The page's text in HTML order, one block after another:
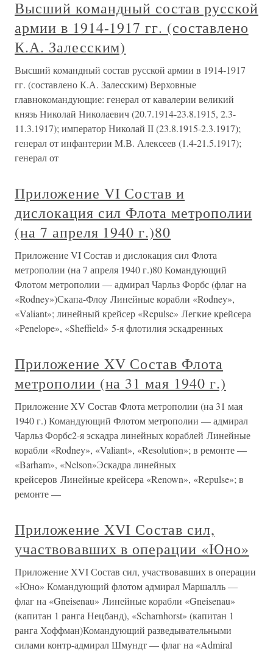
Высший командный состав русской
армии в 1914-1917 гг. (составлено
К.А. Залесским)
Высший командный состав русской армии в 1914-1917
гг. (составлено К.А. Залесским) Верховные
главнокомандующие: генерал от кавалерии великий
князь Николай Николаевич (20.7.1914-23.8.1915, 2.3-
11.3.1917); император Николай II (23.8.1915-2.3.1917);
генерал от инфантерии М.В. Алексеев (1.4-21.5.1917);
генерал от
Приложение VI Состав и
дислокация сил Флота метрополии
(на 7 апреля 1940 г.)80
Приложение VI Состав и дислокация сил Флота
метрополии (на 7 апреля 1940 г.)80 Командующий
Флотом метрополии — адмирал Чарльз Форбс (флаг на
«Rodney»)Скапа-Флоу Линейные корабли «Rodney»,
«Valiant»; линейный крейсер «Repulse» Легкие крейсера
«Penelope», «Sheffield» 5-я флотилия эскадренных
Приложение XV Состав Флота
метрополии (на 31 мая 1940 г.)
Приложение XV Состав Флота метрополии (на 31 мая
1940 г.) Командующий Флотом метрополии — адмирал
Чарльз Форбс2-я эскадра линейных кораблей Линейные
корабли «Rodney», «Valiant», «Resolution»; в ремонте —
«Barham», «Nelson»Эскадра линейных
крейсеров Линейные крейсера «Renown», «Repulse»; в
ремонте —
Приложение XVI Состав сил,
участвовавших в операции «Юно»
Приложение XVI Состав сил, участвовавших в операции
«Юно» Командующий флотом адмирал Маршалль —
флаг на «Gneisenau» Линейные корабли «Gneisenau»
(капитан 1 ранга Нецбанд), «Scharnhorst» (капитан 1
ранга Хоффман)Командующий разведывательными
силами контр-адмирал Шмундт — флаг на «Admiral